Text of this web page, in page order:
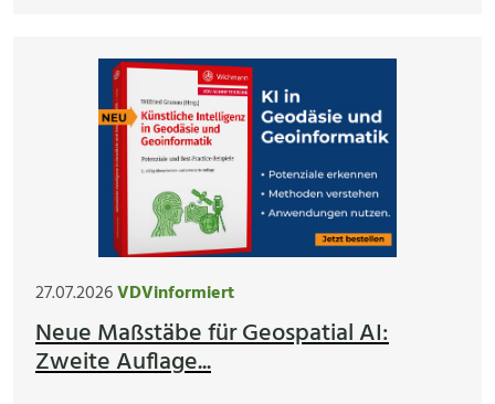
27.07.2026VDVinformiert
Neue Maßstäbe für Geospatial AI:
Zweite Auflage...